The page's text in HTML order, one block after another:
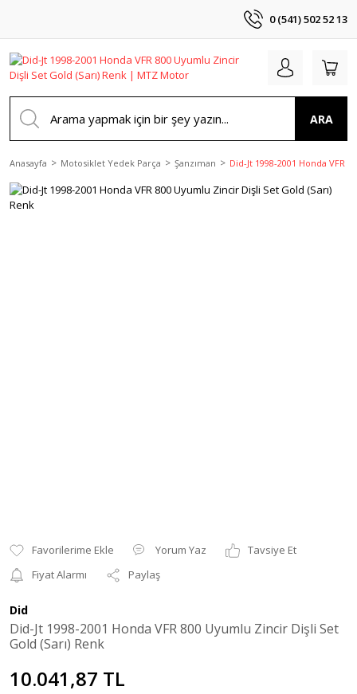
0 (541) 502 52 13
ARA
Anasayfa Motosiklet Yedek Parça Şanzıman Did-Jt 1998-2001 Honda VFR
Yorum Yaz
Tavsiye Et
Fiyat Alarmı
Paylaş
Did
Did-Jt 1998-2001 Honda VFR 800 Uyumlu Zincir Dişli Set
Gold (Sarı) Renk
10.041,87 TL